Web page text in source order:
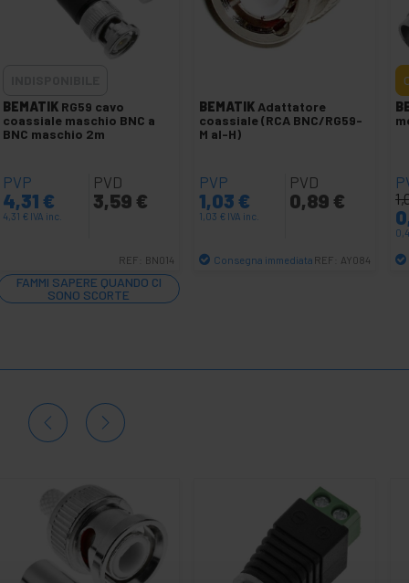
BEMATIK RG59 cavo
coassiale maschio BNC a
BNC maschio 2m
PVP
4,31 €
4,31 € IVA inc.
PVD
3,59 €
REF: BN014
FAMMI SAPERE QUANDO CI
SONO SCORTE
BEMATIK Adattatore
coassiale (RCA BNC/RG59-
M al-H)
PVP
1,03 €
1,03 € IVA inc.
PVD
0,89 €
Consegna immediata REF: AY084